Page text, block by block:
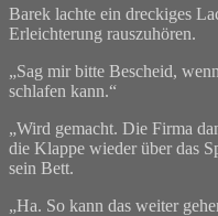
Barek lachte ein dreckiges
Erleichterung rauszuhören.
„Sag mir bitte Bescheid,
schlafen kann.“
„Wird gemacht. Die Firma
die Klappe wieder über das
sein Bett.
„Ha. So kann das weiter